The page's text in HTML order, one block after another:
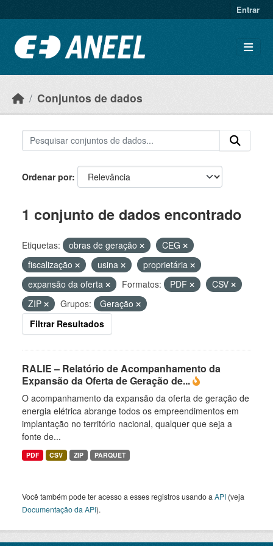
Entrar
Conjuntos de dados
Ordenar por
1 conjunto de dados encontrado
Etiquetas: obras de geração
CEG
fiscalização
usina
proprietária
expansão da oferta
Formatos: PDF
CSV
ZIP
Grupos:
Geração
Filtrar Resultados
RALIE – Relatório de Acompanhamento da
Expansão da Oferta de Geração de...
O acompanhamento da expansão da oferta de geração de
energia elétrica abrange todos os empreendimentos em
implantação no território nacional, qualquer que seja a
fonte de...
PDF CSV ZIP PARQUET
Você também pode ter acesso a esses registros usando a API (veja
Documentação da API).